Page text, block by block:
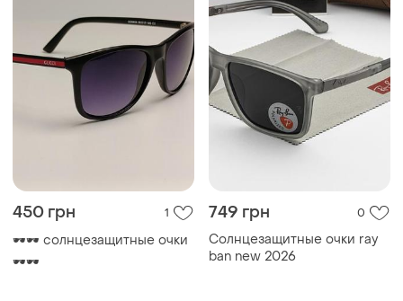
450 грн 1
🕶️🕶️ солнцезащитные очки
🕶️🕶️
749 грн 0
Солнцезащитные очки ray
ban new 2026